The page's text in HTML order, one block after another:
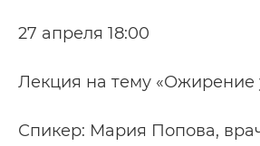
27 апреля 18:00
Лекция на тему «Ожирение
Спикер: Мария Попова,